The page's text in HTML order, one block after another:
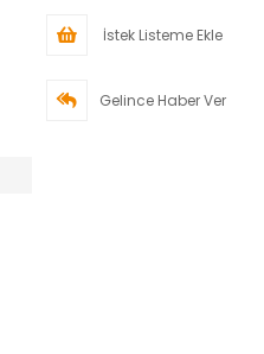
İstek Listeme Ekle
Gelince Haber Ver